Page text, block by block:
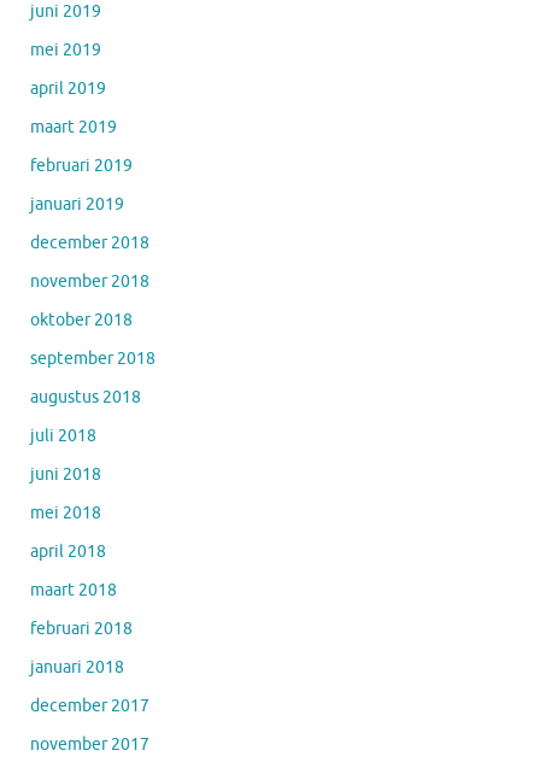
juni 2019
mei 2019
april 2019
maart 2019
februari 2019
januari 2019
december 2018
november 2018
oktober 2018
september 2018
augustus 2018
juli 2018
juni 2018
mei 2018
april 2018
maart 2018
februari 2018
januari 2018
december 2017
november 2017